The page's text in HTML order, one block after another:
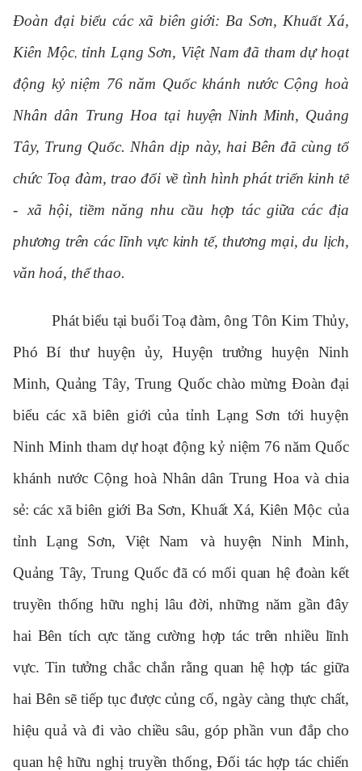
Đoàn đại biểu các xã biên giới: Ba Sơn, Khuất Xá,
Kiên Mộc, tỉnh Lạng Sơn, Việt Namđã tham dự hoạt
động kỷ niệm 76 năm Quốc khánh nước Cộng hoà
Nhân dân Trung Hoa tại huyện Ninh Minh, Quảng
Tây, Trung Quốc. Nhân dịp này, hai Bên đã cùng tổ
chức Toạ đàm, trao đổi về tình hình phát triển kinh tế
- xã hội, tiềm năng nhu cầu hợp tác giữa các địa
phương trên các lĩnh vực kinh tế, thương mại, du lịch,
văn hoá, thể thao.
Phát biểu tại buổi Toạ đàm, ông Tôn Kim Thủy,
Phó Bí thư huyện ủy, Huyện trưởng huyện Ninh
Minh, Quảng Tây, Trung Quốcchào mừng Đoàn đại
biểu các xã biên giới của tỉnh Lạng Sơn tới huyện
Ninh Minh tham dựhoạt động kỷ niệm 76 năm Quốc
khánh nước Cộng hoà Nhân dân Trung Hoa và chia
sẻ: các xã biên giớiBa Sơn, Khuất Xá, Kiên Mộc của
tỉnh Lạng Sơn, Việt Nam
và huyện Ninh Minh,
Quảng Tây, Trung Quốcđã có mối quan hệ đoàn kết
truyền thống hữu nghị lâu đời, những năm gần đây
hai Bên tích cực tăng cường hợp tác trên nhiều lĩnh
vực. Tin tưởng chắc chắn rằng quan hệ hợp tác giữa
hai Bên sẽ tiếp tục được củng cố, ngày càng thực chất,
hiệu quả và đi vào chiều sâu, góp phần vun đắp cho
quan hệ hữu nghị truyền thống, Đối tác hợp tác chiến